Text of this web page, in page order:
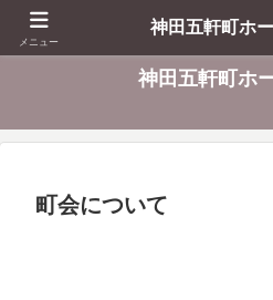
東京都千代
神田五軒町ホ
町会について
メニュー
神田五軒町ホ